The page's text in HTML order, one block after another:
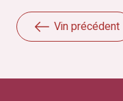
Vin précédent